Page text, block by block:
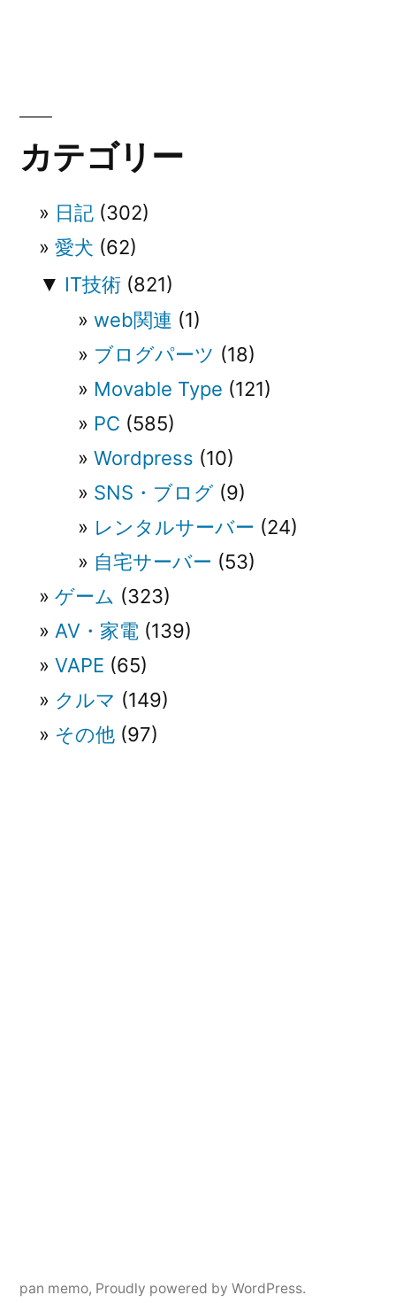
ー
シカテゴリー
日記 (302)
愛犬 (62)
▼ IT技術 (821)
web関連 (1)
ブログパーツ (18)
Movable Type (121)
PC (585)
Wordpress (10)
SNS・ブログ (9)
レンタルサーバー (24)
自宅サーバー (53)
ゲーム (323)
AV・家電 (139)
VAPE (65)
クルマ (149)
その他 (97)
pan memo, Proudly powered by WordPress.